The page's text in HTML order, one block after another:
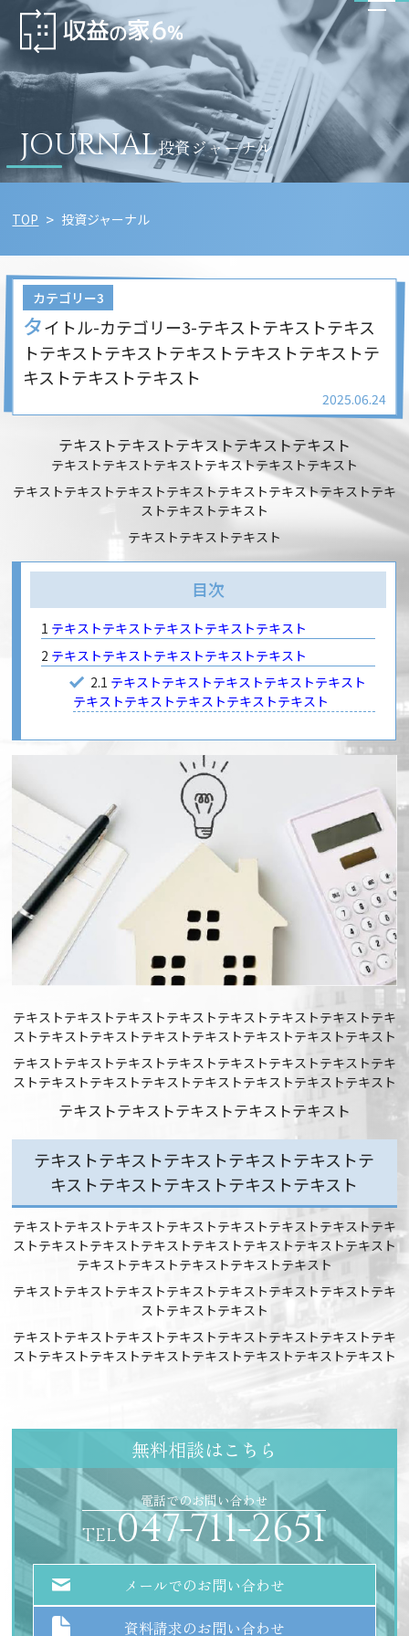
JOURNAL投資ジャーナル
TOP 投資ジャーナル
カテゴリー3
タイトル-カテゴリー3-テキストテキストテキス
トテキストテキストテキストテキストテキストテ
キストテキストテキスト
2025.06.24
テキストテキストテキストテキストテキスト
テキストテキストテキストテキストテキストテキスト
テキストテキストテキストテキストテキストテキストテキストテキ
ストテキストテキスト
テキストテキストテキスト
目次
1 テキストテキストテキストテキストテキスト
2 テキストテキストテキストテキストテキスト
2.1 テキストテキストテキストテキストテキスト
テキストテキストテキストテキストテキスト
テキストテキストテキストテキストテキストテキストテキストテキ
ストテキストテキストテキストテキストテキストテキストテキスト
テキストテキストテキストテキストテキストテキストテキストテキ
ストテキストテキストテキストテキストテキストテキストテキスト
テキストテキストテキストテキストテキスト
テキストテキストテキストテキストテキストテ
キストテキストテキストテキストテキスト
テキストテキストテキストテキストテキストテキストテキストテキ
ストテキストテキストテキストテキストテキストテキストテキスト
テキストテキストテキストテキストテキスト
テキストテキストテキストテキストテキストテキストテキストテキ
ストテキストテキスト
テキストテキストテキストテキストテキストテキストテキストテキ
ストテキストテキストテキストテキストテキストテキストテキスト
無料相談はこちら
電話でのお問い合わせ
TEL047-711-2651
メールでのお問い合わせ
資料請求のお問い合わせ